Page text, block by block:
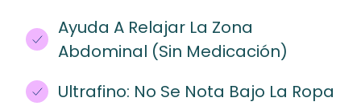
Ayuda A Relajar La Zona
Abdominal (sin Medicación)
Ultrafino: No Se Nota Bajo La Ropa